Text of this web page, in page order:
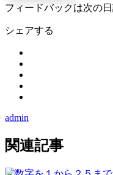
フィードバックは次の
シェアする
admin
関連記事